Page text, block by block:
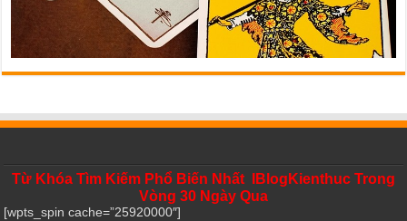
Từ Khóa Tìm Kiếm Phổ Biến Nhất IBlogKienthuc Trong
Vòng 30 Ngày Qua
[wpts_spin cache=”25920000″]